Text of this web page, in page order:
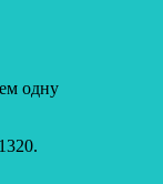
одну